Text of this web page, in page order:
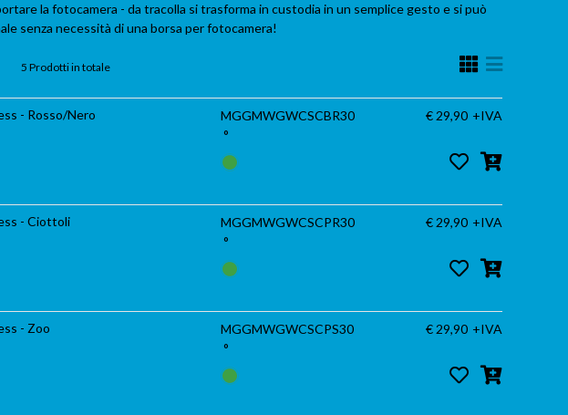
la fotocamera - da tracolla si trasforma in custodia in un semplice gesto e si può
senza necessità di una borsa per fotocamera!
5 Prodotti in totale
- Rosso/Nero
MGGMWGWCSCBR30
°
€ 29,90 +IVA
- Ciottoli
MGGMWGWCSCPR30
°
€ 29,90 +IVA
- Zoo
MGGMWGWCSCPS30
°
€ 29,90 +IVA